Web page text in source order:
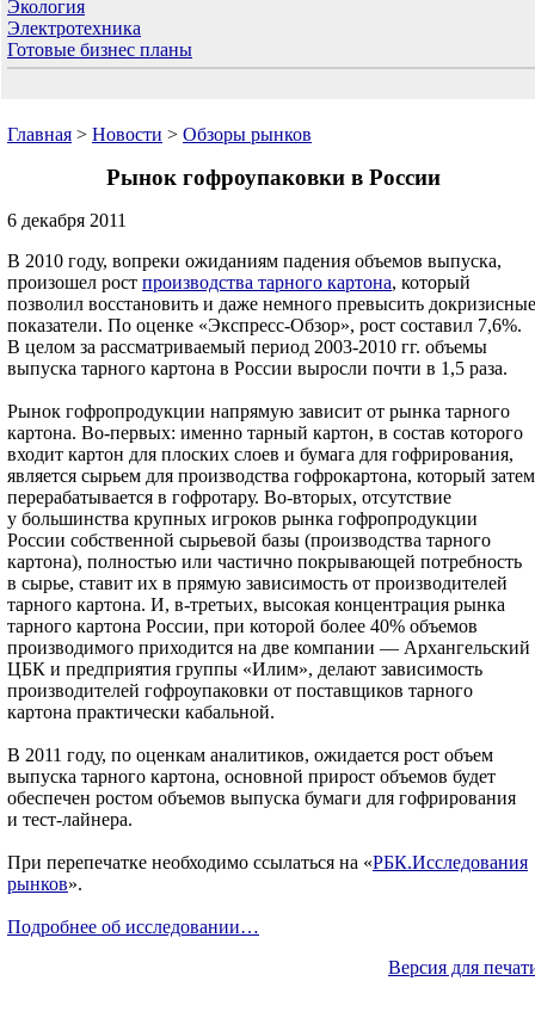
Экология
Электротехника
Готовые бизнес планы
Главная > Новости > Обзоры рынков
Рынок гофроупаковки в России
6 декабря 2011
В 2010 году, вопреки ожиданиям падения объемов выпуска,
произошел рост производства тарного картона, который
позволил восстановить и даже немного превысить докризисные
показатели. По оценке «Экспресс-Обзор», рост составил 7,6%.
В целом за рассматриваемый период 2003-2010 гг. объемы
выпуска тарного картона в России выросли почти в 1,5 раза.
Рынок гофропродукции напрямую зависит от рынка тарного
картона. Во-первых: именно тарный картон, в состав которого
входит картон для плоских слоев и бумага для гофрирования,
является сырьем для производства гофрокартона, который затем
перерабатывается в гофротару. Во-вторых, отсутствие
у большинства крупных игроков рынка гофропродукции
России собственной сырьевой базы (производства тарного
картона), полностью или частично покрывающей потребность
в сырье, ставит их в прямую зависимость от производителей
тарного картона. И, в-третьих, высокая концентрация рынка
тарного картона России, при которой более 40% объемов
производимого приходится на две компании — Архангельский
ЦБК и предприятия группы «Илим», делают зависимость
производителей гофроупаковки от поставщиков тарного
картона практически кабальной.
В 2011 году, по оценкам аналитиков, ожидается рост объем
выпуска тарного картона, основной прирост объемов будет
обеспечен ростом объемов выпуска бумаги для гофрирования
и тест-лайнера.
При перепечатке необходимо ссылаться на «РБК.Исследования
рынков».
Подробнее об исследовании…
Версия для